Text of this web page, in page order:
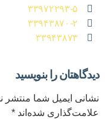
۳۳۹۷۲۲۹۳-۵
۳۳۹۴۳۸۷۰-۲
۳۳۹۴۳۸۷۳
دیدگاهتان را بنویسید
نشانی ایمیل شما منتشر
علامت‌گذاری شده‌اند *